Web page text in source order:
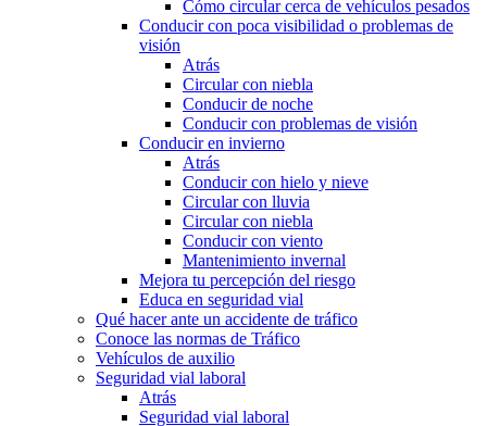
Cómo circular cerca de vehículos pesados
Conducir con poca visibilidad o problemas de
visión
Atrás
Circular con niebla
Conducir de noche
Conducir con problemas de visión
Conducir en invierno
Atrás
Conducir con hielo y nieve
Circular con lluvia
Circular con niebla
Conducir con viento
Mantenimiento invernal
Mejora tu percepción del riesgo
Educa en seguridad vial
Qué hacer ante un accidente de tráfico
Conoce las normas de Tráfico
Vehículos de auxilio
Seguridad vial laboral
Atrás
Seguridad vial laboral